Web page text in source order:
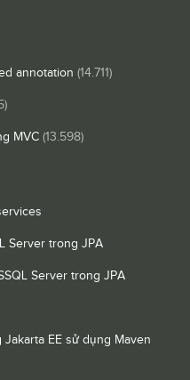
annotation (14.711)
MVC (13.598)
Server trong JPA
Server trong JPA
EE sử dụng Maven